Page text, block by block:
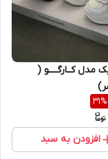
مدل کــارگــــو (
31%
افزودن به سبد